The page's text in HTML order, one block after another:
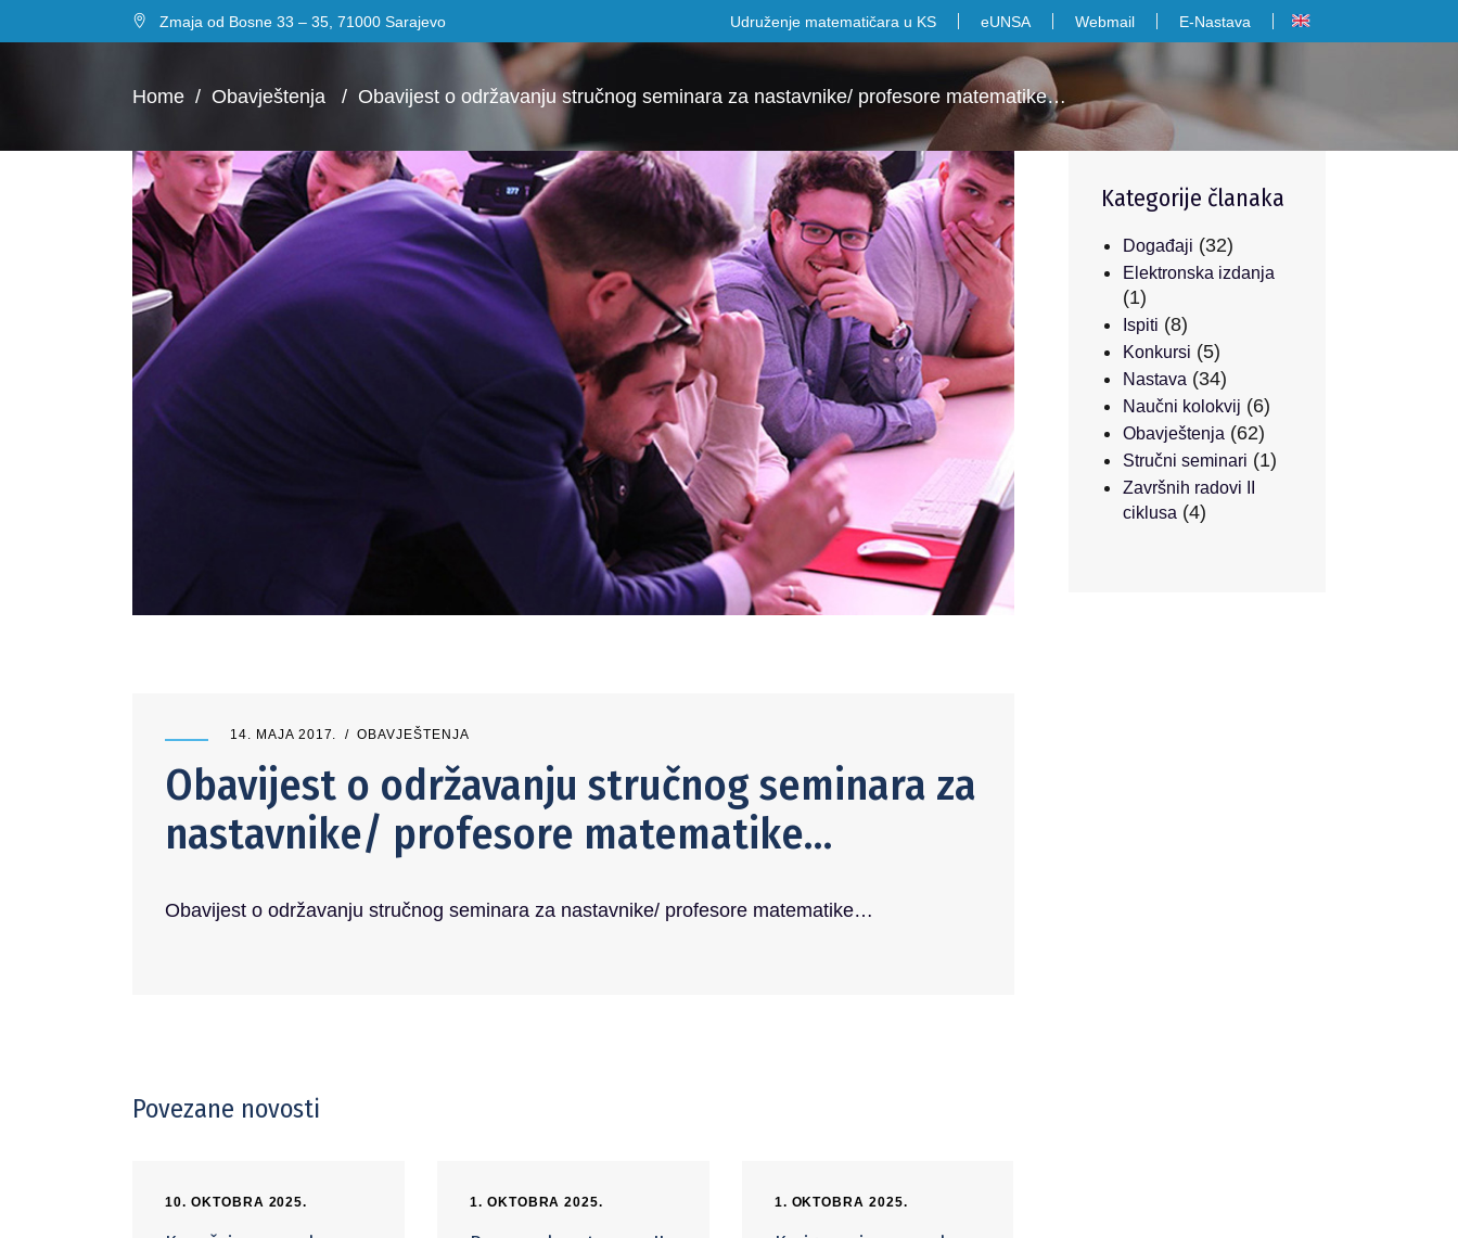
Zmaja od Bosne 33 – 35, 71000 Sarajevo Udruženje matematičara u KS eUNSA Webmail E-Nastava
Home / Obavještenja / Obavijest o održavanju stručnog seminara za nastavnike/ profesore matematike…
14. MAJA 2017. OBAVJEŠTENJA
Obavijest o održavanju stručnog seminara za
nastavnike/ profesore matematike…
Obavijest o održavanju stručnog seminara za nastavnike/ profesore matematike…
Povezane novosti
10. OKTOBRA 2025. 1. OKTOBRA 2025. 1. OKTOBRA 2025.
Kategorije članaka
Događaji (32)
Elektronska izdanja
(1)
Ispiti (8)
Konkursi (5)
Nastava(34)
Naučni kolokvij (6)
Obavještenja(62)
Stručni seminari (1)
Završnih radovi II
ciklusa(4)